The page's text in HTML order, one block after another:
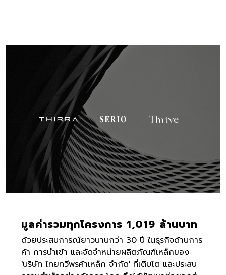
มูลค่ารวมทุกโครงการ 1,019 ล้านบาท
ด้วยประสบการณ์ยาวนานกว่า 30 ปี ในธุรกิจด้านการ
ค้า การนำเข้า และจัดจำหน่ายผลิตภัณฑ์เหล็กของ
'บริษัท ไทยทวีพรค้าเหล็ก จำกัด' ที่เติบโต และประสบ